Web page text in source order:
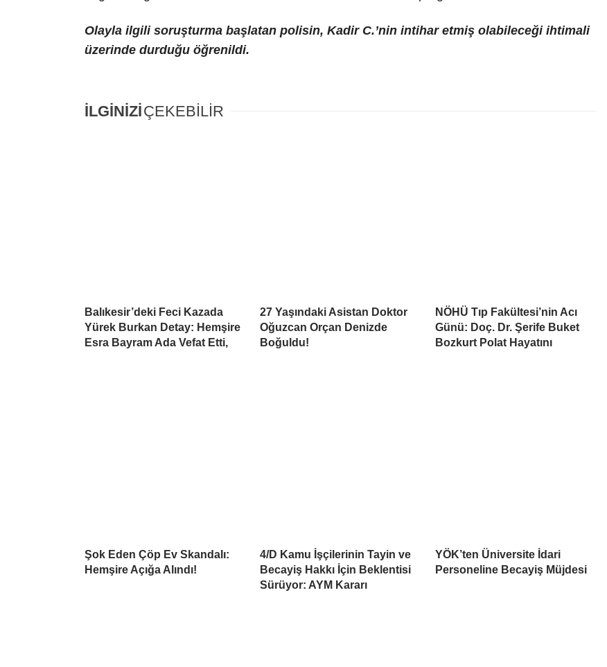
Olayla ilgili soruşturma başlatan polisin, Kadir C.’nin intihar etmiş olabileceği ihtimali
üzerinde durduğu öğrenildi.
İLGİNİZİÇEKEBİLİR
Balıkesir’deki Feci Kazada
Yürek Burkan Detay: Hemşire
Esra Bayram Ada Vefat Etti,
27 Yaşındaki Asistan Doktor
Oğuzcan Orçan Denizde
Boğuldu!
NÖHÜ Tıp Fakültesi’nin Acı
Günü: Doç. Dr. Şerife Buket
Bozkurt Polat Hayatını
Şok Eden Çöp Ev Skandalı:
Hemşire Açığa Alındı!
4/D Kamu İşçilerinin Tayin ve
Becayiş Hakkı İçin Beklentisi
Sürüyor: AYM Kararı
YÖK’ten Üniversite İdari
Personeline Becayiş Müjdesi